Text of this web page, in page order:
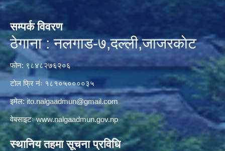
सम्पर्क विवरण
ठेगाना : नलगाड-७,दल्ली,जाजरकाेट
फोन: ९८४८२७६२०६
टोल फ्रि नंः १८१०५००००३५
इमेल: ito.nalgaadmun@gmail.com
वेबसाइटःwww.nalgaadmun.gov.np
स्थानिय तहमा सूचना प्रविधि